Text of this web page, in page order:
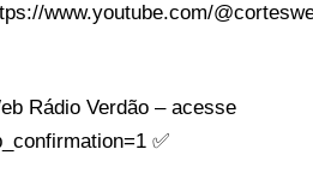
www.youtube.com/
Rádio Verdão – acesse
✅